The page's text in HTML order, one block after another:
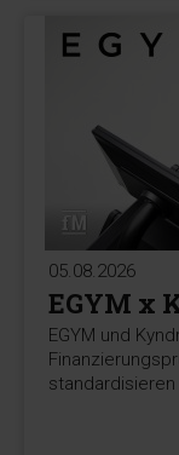
05.08.2026
EGYM x
EGYM und